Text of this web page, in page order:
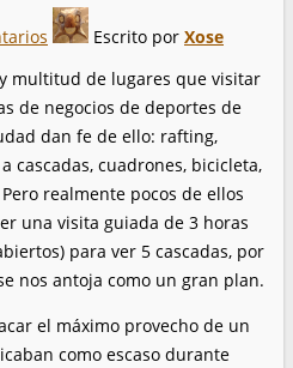
Escrito por Xose
multitud de lugares que visitar
de negocios de deportes de
dan fe de ello: rafting,
cascadas, cuadrones, bicicleta,
realmente pocos de ellos
una visita guiada de 3 horas
para ver 5 cascadas, por
nos antoja como un gran plan.
el máximo provecho de un
como escaso durante